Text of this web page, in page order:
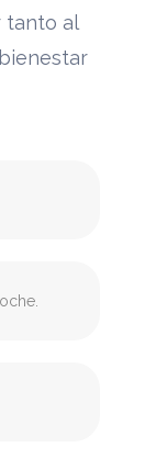
tanto al